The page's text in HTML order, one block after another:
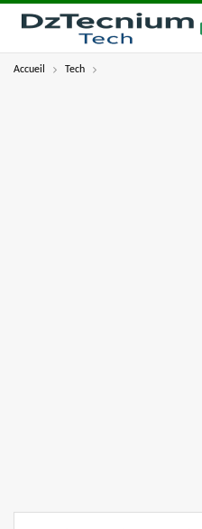
Accueil Tech